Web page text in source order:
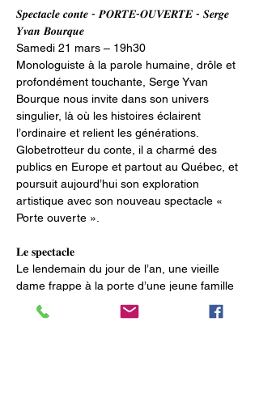
𝑺𝒑𝒆𝒄𝒕𝒂𝒄𝒍𝒆 𝒄𝒐𝒏𝒕𝒆 - 𝑷𝑶𝑹𝑻𝑬-𝑶𝑼𝑽𝑬𝑹𝑻𝑬 - 𝑺𝒆𝒓𝒈𝒆
𝒀𝒗𝒂𝒏 𝑩𝒐𝒖𝒓𝒒𝒖𝒆
Samedi 21 mars – 19h30
Monologuiste à la parole humaine, drôle et
profondément touchante, Serge Yvan
Bourque nous invite dans son univers
singulier, là où les histoires éclairent
l’ordinaire et relient les générations.
Globetrotteur du conte, il a charmé des
publics en Europe et partout au Québec, et
poursuit aujourd’hui son exploration
artistique avec son nouveau spectacle «
Porte ouverte ».
𝐋𝐞 𝐬𝐩𝐞𝐜𝐭𝐚𝐜𝐥𝐞
Le lendemain du jour de l’an, une vieille
dame frappe à la porte d’une jeune famille
installée dans une maison ancestrale. Avec
elle entrent les fragments du passé.